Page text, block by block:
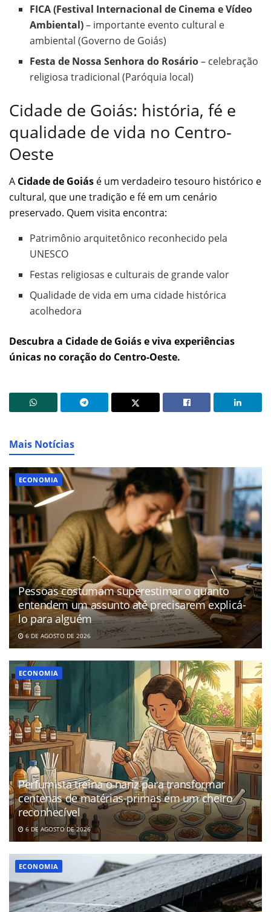
FICA (Festival Internacional de Cinema e Vídeo
Ambiental)– importante evento cultural e
ambiental (Governo de Goiás)
Festa de Nossa Senhora do Rosário– celebração
religiosa tradicional (Paróquia local)
Cidade de Goiás: história, fé e
qualidade de vida no Centro-
Oeste
A Cidade de Goiás é um verdadeiro tesouro histórico e
cultural, que une tradição e fé em um cenário
preservado. Quem visita encontra:
Patrimônio arquitetônico reconhecido pela
UNESCO
Festas religiosas e culturais de grande valor
Qualidade de vida em uma cidade histórica
acolhedora
Descubra a Cidade de Goiás e viva experiências
únicas no coração do Centro-Oeste.
Mais Notícias
ECONOMIA
Pessoas costumam superestimar o quanto
entendem um assunto até precisarem explicá-
lo para alguém
6 DE AGOSTO DE 2026
ECONOMIA
Perfumista treina o nariz para transformar
centenas de matérias-primas em um cheiro
reconhecível
6 DE AGOSTO DE 2026
ECONOMIA